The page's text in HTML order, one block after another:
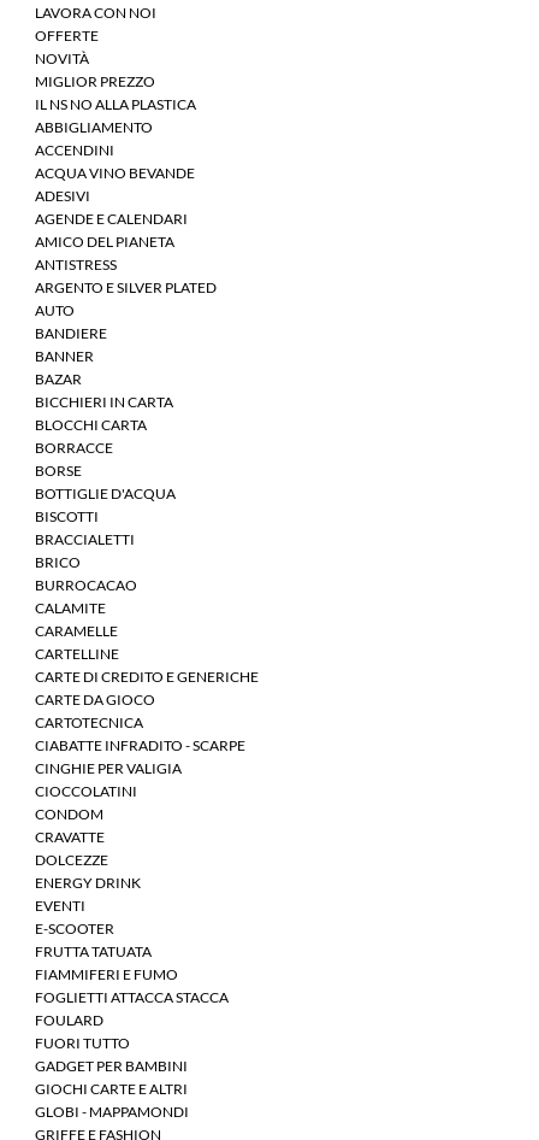
LAVORA CON NOI
OFFERTE
NOVITÀ
MIGLIOR PREZZO
IL NS NO ALLA PLASTICA
ABBIGLIAMENTO
ACCENDINI
ACQUA VINO BEVANDE
ADESIVI
AGENDE E CALENDARI
AMICO DEL PIANETA
ANTISTRESS
ARGENTO E SILVER PLATED
AUTO
BANDIERE
BANNER
BAZAR
BICCHIERI IN CARTA
BLOCCHI CARTA
BORRACCE
BORSE
BOTTIGLIE D'ACQUA
BISCOTTI
BRACCIALETTI
BRICO
BURROCACAO
CALAMITE
CARAMELLE
CARTELLINE
CARTE DI CREDITO E GENERICHE
CARTE DA GIOCO
CARTOTECNICA
CIABATTE INFRADITO - SCARPE
CINGHIE PER VALIGIA
CIOCCOLATINI
CONDOM
CRAVATTE
DOLCEZZE
ENERGY DRINK
EVENTI
E-SCOOTER
FRUTTA TATUATA
FIAMMIFERI E FUMO
FOGLIETTI ATTACCA STACCA
FOULARD
FUORI TUTTO
GADGET PER BAMBINI
GIOCHI CARTE E ALTRI
GLOBI - MAPPAMONDI
GRIFFE E FASHION